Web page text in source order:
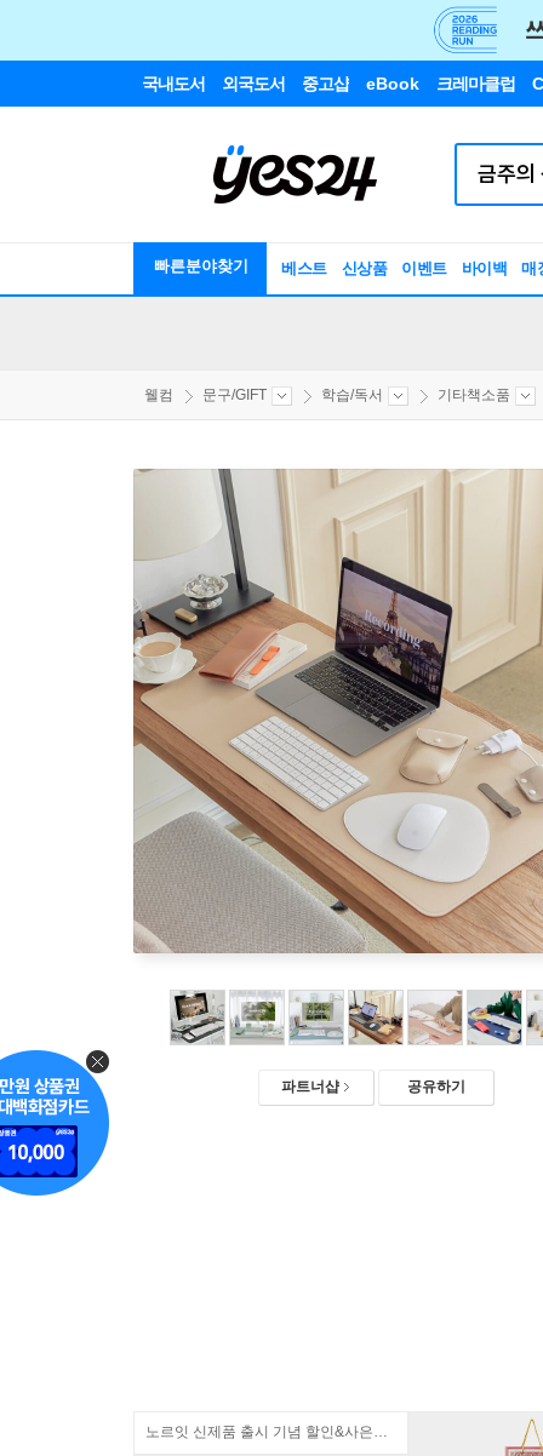
국내도서 외국도서 중고샵 eBook 크레마클럽
빠른분야찾기 베스트 신상품 이벤트 바이백 매
웰컴 문구/GIFT 학습/독서 기타책소품
파트너샵 공유하기
노르잇 신제품 출시 기념 할인&사은품 증정!